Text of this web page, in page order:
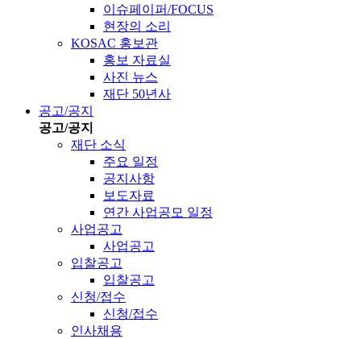
이슈페이퍼/FOCUS
현장의 소리
KOSAC 홍보관
홍보 자료실
사진 뉴스
재단 50년사
공고/공지
공고/공지
재단 소식
주요 일정
공지사항
보도자료
연간 사업공모 일정
사업공고
사업공고
입찰공고
입찰공고
신청/접수
신청/접수
인사채용